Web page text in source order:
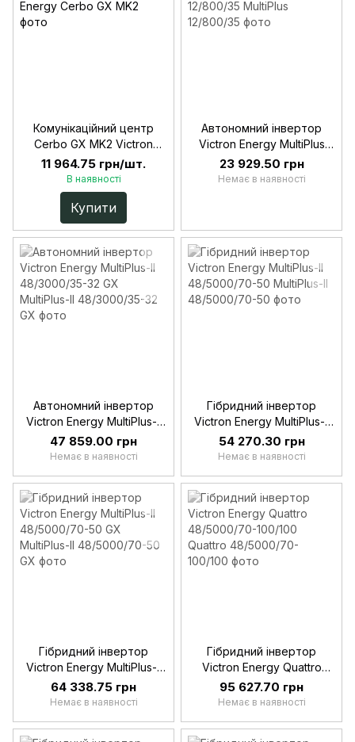
Комунікаційний центр
Cerbo GX MK2 Victron
Energy
11 964.75 грн/шт.
В наявності
Купити
Автономний інвертор
Victron Energy MultiPlus
12/800/35
23 929.50 грн
Немає в наявності
Автономний інвертор
Victron Energy MultiPlus-II
48/3000/35-32 GX
47 859.00 грн
Немає в наявності
Гібридний інвертор
Victron Energy MultiPlus-II
48/5000/70-50
54 270.30 грн
Немає в наявності
Гібридний інвертор
Victron Energy MultiPlus-II
48/5000/70-50 GX
64 338.75 грн
Немає в наявності
Гібридний інвертор
Victron Energy Quattro
48/5000/70-100/100
95 627.70 грн
Немає в наявності